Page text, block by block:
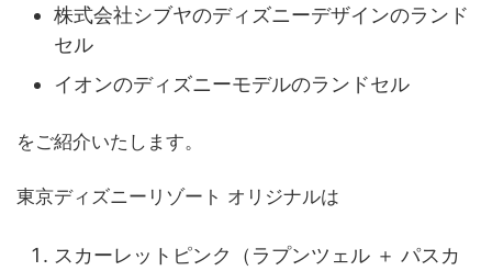
株式会社シブヤのディズニーデザインのランド
セル
イオンのディズニーモデルのランドセル
をご紹介いたします。
東京ディズニーリゾート オリジナルは
スカーレットピンク（ラプンツェル ＋ パスカ